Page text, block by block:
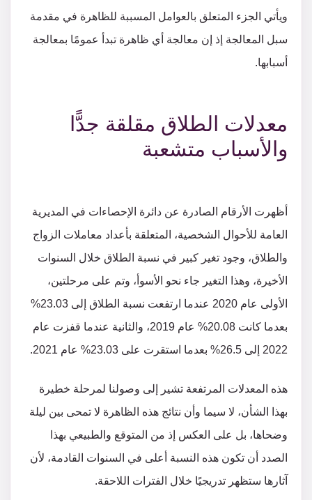
ويأتي الجزء المتعلق بالعوامل المسببة للظاهرة في مقدمة
سبل المعالجة إذ إن معالجة أي ظاهرة تبدأ عمومًا بمعالجة
أسبابها.
معدلات الطلاق مقلقة جدًّا
والأسباب متشعبة
أظهرت الأرقام الصادرة عن دائرة الإحصاءات في المديرية
العامة للأحوال الشخصية، المتعلقة بأعداد معاملات الزواج
والطلاق، وجود تغير كبير في نسبة الطلاق خلال السنوات
الأخيرة، وهذا التغير جاء نحو الأسوأ، وتم على مرحلتين،
الأولى عام 2020 عندما ارتفعت نسبة الطلاق إلى 23.03%
بعدما كانت 20.08% عام 2019، والثانية عندما قفزت عام
2022 إلى 26.5% بعدما استقرت على 23.03% عام 2021.
هذه المعدلات المرتفعة تشير إلى وصولنا لمرحلة خطيرة
بهذا الشأن، لا سيما وأن نتائج هذه الظاهرة لا تمحى بين ليلة
وضحاها، بل على العكس إذ من المتوقع والطبيعي بهذا
الصدد أن تكون هذه النسبة أعلى في السنوات القادمة، لأن
آثارها ستظهر تدريجيًا خلال الفترات اللاحقة.